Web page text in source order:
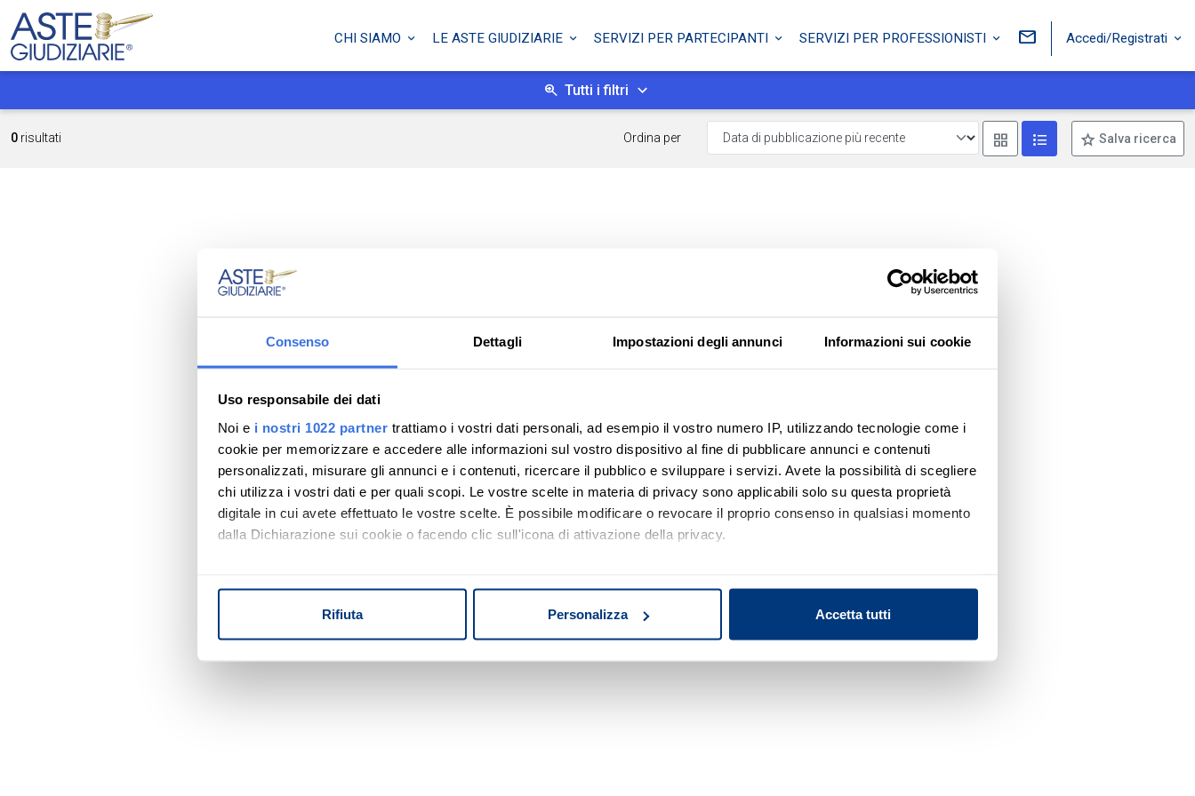
Consenso Dettagli Impostazioni degli annunci Informazioni sui cookie
Uso responsabile dei dati
Noi e i nostri 1022 partner trattiamo i vostri dati personali, ad esempio il vostro numero IP, utilizzando tecnologie come i
cookie per memorizzare e accedere alle informazioni sul vostro dispositivo al fine di pubblicare annunci e contenuti
personalizzati, misurare gli annunci e i contenuti, ricercare il pubblico e sviluppare i servizi. Avete la possibilità di scegliere
chi utilizza i vostri dati e per quali scopi. Le vostre scelte in materia di privacy sono applicabili solo su questa proprietà
digitale in cui avete effettuato le vostre scelte. È possibile modificare o revocare il proprio consenso in qualsiasi momento
dalla Dichiarazione sui cookie o facendo clic sull'icona di attivazione della privacy.
Identificare il tuo dispositivo, scansionandolo attivamente alla ricerca di caratteristiche specifiche (impronte
digitali).
Rifiuta Personalizza Accetta tutti
CHI SIAMO LE ASTE GIUDIZIARIE SERVIZI PER PARTECIPANTI SERVIZI PER PROFESSIONISTI Accedi/Registrati
Tutti i filtri
0 risultati Ordina per Mostra come box
Mostra come lista
Salva ricerca
Nessun risultato di ricerca
Prova a modificare o rimuovere alcuni filtri o
a cambiare l'area di ricerca.